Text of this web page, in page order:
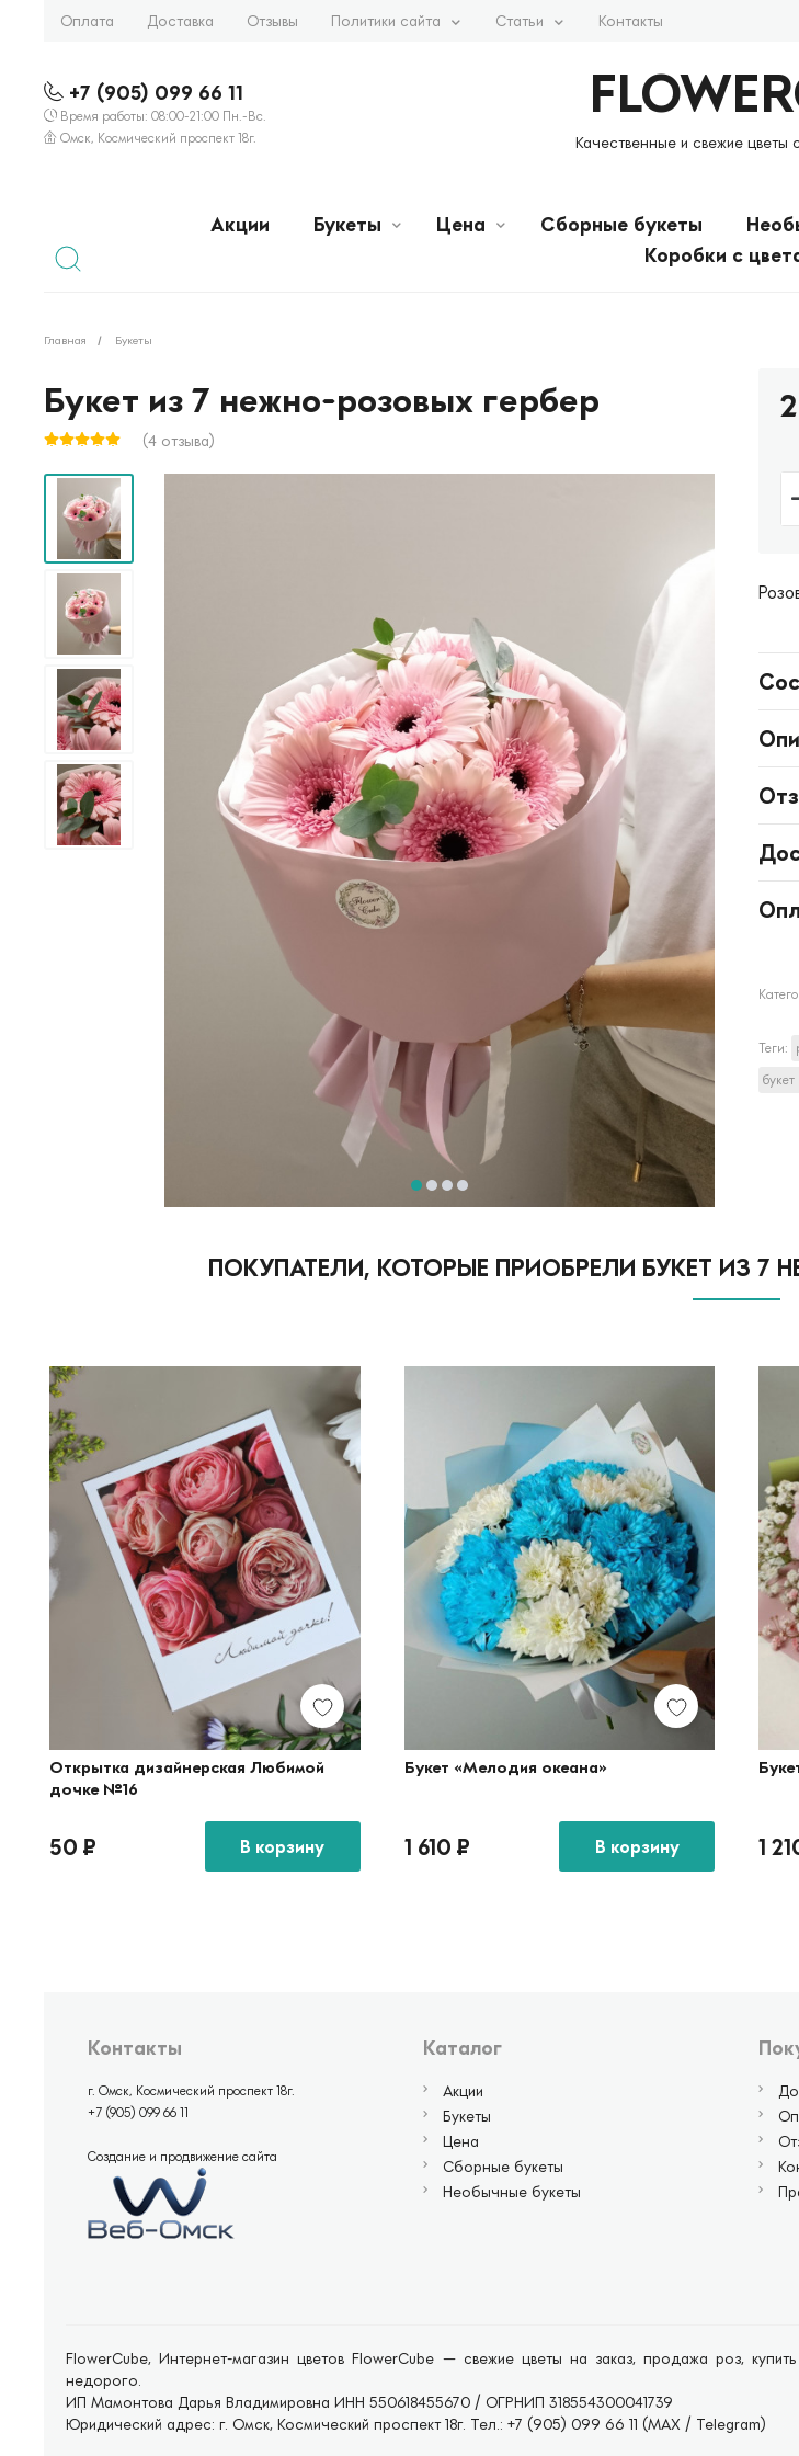
Оплата Доставка Отзывы Политики сайта Статьи Контакты
+7 (905) 099 66 11
Время работы: 08:00-21:00 Пн.-Вс.
Омск, Космический проспект 18г.
Качественные и свежие цветы
Акции Букеты Цена Сборные букеты
Коробки с
Главная Букеты
Букет из 7 нежно-розовых гербер
(4 отзыва)
Теги:
ПОКУПАТЕЛИ, КОТОРЫЕ ПРИОБРЕЛИ БУКЕТ ИЗ 7
Открытка дизайнерская Любимой
дочке №16
50 ₽ В корзину
Букет «Мелодия океана»
1 610 ₽ В корзину 1
Контакты
г. Омск, Космический проспект 18г.
+7 (905) 099 66 11
Создание и продвижение сайта
Каталог
Акции
Букеты
Цена
Сборные букеты
Необычные букеты
FlowerCube, Интернет-магазин цветов FlowerCube — свежие цветы на заказ, продажа роз,
недорого.
ИП Мамонтова Дарья Владимировна ИНН 550618455670 / ОГРНИП 318554300041739
Юридический адрес: г. Омск, Космический проспект 18г. Тел.: +7 (905) 099 66 11 (MAX / Telegram)